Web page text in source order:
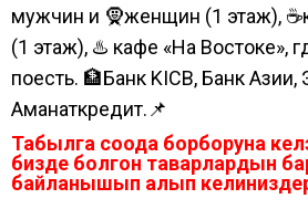
мужчин и 🧕женщин (1 этаж),
(1 этаж), ♨️ кафе «На Востоке»,
поесть. 🏦Банк KICB, Банк
Аманаткредит.📌
Табылга соода борборуна
бизде болгон таварлардын
байланышып алып